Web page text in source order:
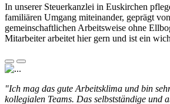
In unserer Steuerkanzlei in Euskirchen
familiären Umgang miteinander, geprägt
gemeinschaftlichen Arbeitsweise ohne
Mitarbeiter arbeitet hier gern und ist ein
"Ich mag das gute Arbeitsklima und bin
kollegialen Teams. Das selbstständige und